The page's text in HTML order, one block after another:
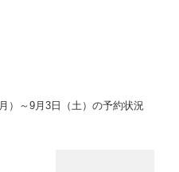
）～9月3日（土）の予約状況